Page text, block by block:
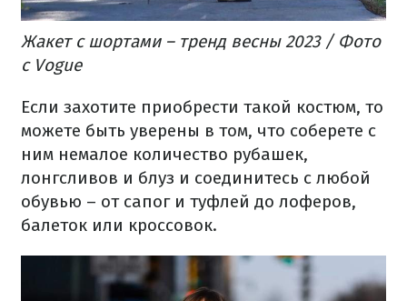
Жакет с шортами – тренд весны 2023 / Фото
с Vogue
Если захотите приобрести такой костюм, то
можете быть уверены в том, что соберете с
ним немалое количество рубашек,
лонгсливов и блуз и соединитесь с любой
обувью – от сапог и туфлей до лоферов,
балеток или кроссовок.